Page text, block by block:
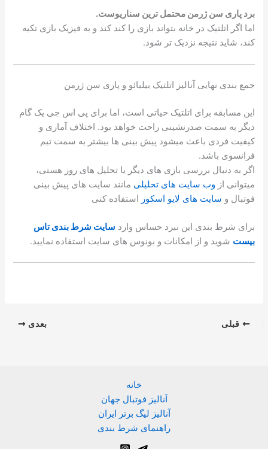
برد پاری سن ژرمن محتمل ترین سناریوست.
اما اگر اتلتیک در خانه بتواند بازی را کند کند و به فیزیک بازی تکیه
کند، شاید نتیجه نزدیک تر شود.
جمع بندی نهایی آنالیز اتلتیک بیلبائو و پاری سن ژرمن
این مسابقه برای اتلتیک حیاتی است، اما برای پی اس جی یک گام
دیگر به سمت صدرنشینی راحت خواهد بود. اختلاف آماری و
کیفیت فردی باعث میشود پیش بینی ها بیشتر به سمت تیم
فرانسوی باشد.
اگر به دنبال بررسی بازی های دیگر یا تحلیل های روز هستی،
میتوانی از وب سایت های تحلیلی مانند سایت های پیش بینی
فوتبال و سایت های لایو اسکور استفاده کنی
برای شرط بندی این نبرد حساس وارد سایت شرط بندی تاس
بیست شوید و از امکانات و بونوس های سایت استفاده نمایید.
قبلی بعدی
خانه
آنالیز فوتبال جهان
آنالیز لیگ برتر ایران
راهنمای شرط بندی